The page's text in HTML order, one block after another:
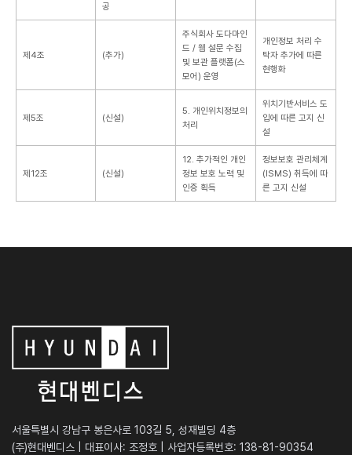
공
제4조 (추가)
주식회사 도다마인
드 / 웹 설문 수집
및 보관 플랫폼(스
모어) 운영
개인정보 처리 수
탁자 추가에 따른
현행화
제5조 (신설)
5. 개인위치정보의
처리
위치기반서비스 도
입에 따른 고지 신
설
제12조 (신설)
12. 추가적인 개인
정보 보호 노력 및
인증 획득
정보보호 관리체계
(ISMS) 취득에 따
른 고지 신설
서울특별시 강남구 봉은사로 103길 5, 성재빌딩 4층
(주)현대벤디스 | 대표이사: 조정호 | 사업자등록번호: 138-81-90354